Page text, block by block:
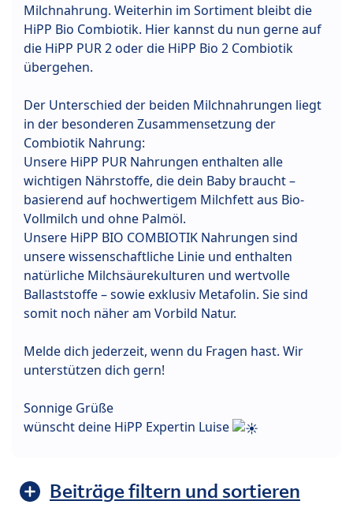
Milchnahrung. Weiterhin im Sortiment bleibt die
HiPP Bio Combiotik. Hier kannst du nun gerne auf
die HiPP PUR 2 oder die HiPP Bio 2 Combiotik
übergehen.
Der Unterschied der beiden Milchnahrungen liegt
in der besonderen Zusammensetzung der
Combiotik Nahrung:
Unsere HiPP PUR Nahrungen enthalten alle
wichtigen Nährstoffe, die dein Baby braucht –
basierend auf hochwertigem Milchfett aus Bio-
Vollmilch und ohne Palmöl.
Unsere HiPP BIO COMBIOTIK Nahrungen sind
unsere wissenschaftliche Linie und enthalten
natürliche Milchsäurekulturen und wertvolle
Ballaststoffe – sowie exklusiv Metafolin. Sie sind
somit noch näher am Vorbild Natur.
Melde dich jederzeit, wenn du Fragen hast. Wir
unterstützen dich gern!
Sonnige Grüße
wünscht deine HiPP Expertin Luise
Beiträge filtern und sortieren